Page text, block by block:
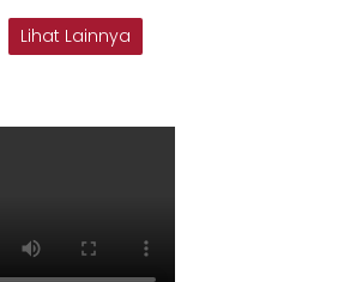
Lihat Lainnya